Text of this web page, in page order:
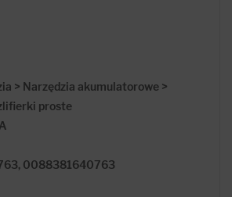
> Narzędzia akumulatorowe >
proste
0088381640763